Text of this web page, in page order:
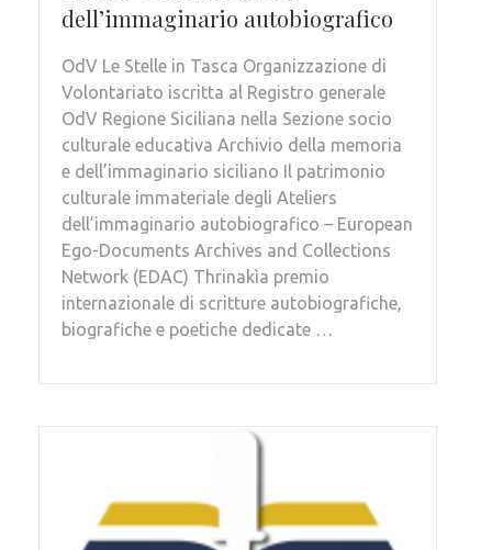
dell’immaginario autobiografico
OdV Le Stelle in Tasca Organizzazione di
Volontariato iscritta al Registro generale
OdV Regione Siciliana nella Sezione socio
culturale educativa Archivio della memoria
e dell’immaginario siciliano Il patrimonio
culturale immateriale degli Ateliers
dell’immaginario autobiografico – European
Ego-Documents Archives and Collections
Network (EDAC) Thrinakìa premio
internazionale di scritture autobiografiche,
biografiche e poetiche dedicate …